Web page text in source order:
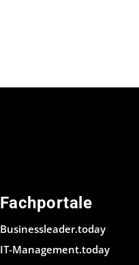
Fachportale
Businessleader.today
IT-Management.today